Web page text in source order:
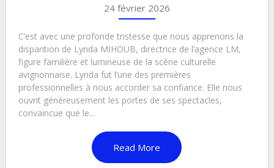
24 février 2026
C’est avec une profonde tristesse que nous apprenons la
disparition de Lynda MIHOUB, directrice de l’agence LM,
figure familière et lumineuse de la scène culturelle
avignonnaise. Lynda fut l’une des premières
professionnelles à nous accorder sa confiance. Elle nous
ouvrit généreusement les portes de ses spectacles,
convaincue que le...
Read More